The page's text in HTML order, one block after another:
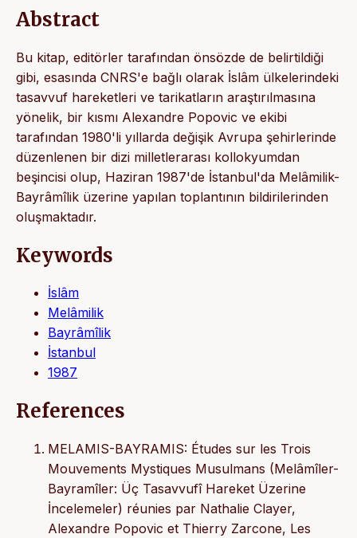
Abstract
Bu kitap, editörler tarafından önsözde de belirtildiği
gibi, esasında CNRS'e bağlı olarak İslâm ülkelerindeki
tasavvuf hareketleri ve tarikatların araştırılmasına
yönelik, bir kısmı Alexandre Popovic ve ekibi
tarafından 1980'li yıllarda değişik Avrupa şehirlerinde
düzenlenen bir dizi milletlerarası kollokyumdan
beşincisi olup, Haziran 1987'de İstanbul'da Melâmilik-
Bayrâmîlik üzerine yapılan toplantının bildirilerinden
oluşmaktadır.
Keywords
İslâm
Melâmilik
Bayrâmîlik
İstanbul
1987
References
MELAMIS-BAYRAMIS: Études sur les Trois
Mouvements Mystiques Musulmans (Melâmîler-
Bayramîler: Üç Tasavvufî Hareket Üzerine
İncelemeler) réunies par Nathalie Clayer,
Alexandre Popovic et Thierry Zarcone, Les